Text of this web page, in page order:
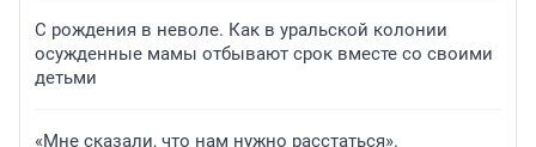
С рождения в неволе. Как в уральской колонии
осужденные мамы отбывают срок вместе со своими
детьми
«Мне сказали, что нам нужно расстаться».